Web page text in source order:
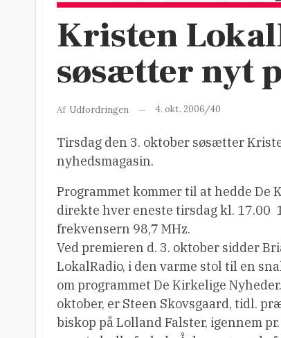
Kristen
søsætter nyt
Af Udfordringen 4. okt. 2006/40
Tirsdag den 3. oktober søsætter
nyhedsmagasin.
Programmet kommer til at hedde De
direkte hver eneste tirsdag kl. 17.00
frekvensern 98,7 MHz.
Ved premieren d. 3. oktober sidder
LokalRadio, i den varme stol til en
om programmet De Kirkelige
oktober, er Steen Skovsgaard, tidl.
biskop på Lolland Falster, igennem